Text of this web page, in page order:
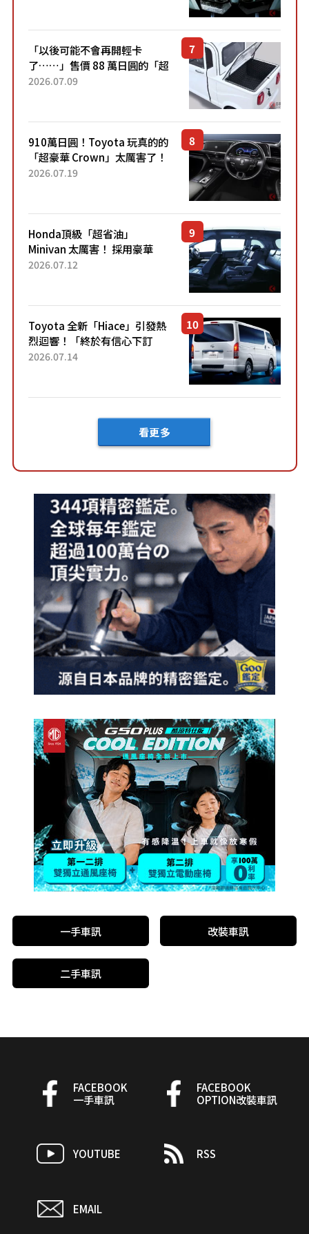
「以後可能不會再開輕卡
了……」售價 88 萬日圓的「超
迷你輕型貨車」引發兩極評
了！...
2026.07.09
910萬日圓！Toyota 玩真的的
「超豪華 Crown」太厲害了！
採用由「匠人技藝」打造的
2026.07.19
Honda頂級「超省油」
Minivan 太厲害！ 採用豪華
「真皮座椅」與專屬「黑色內
「三...
2026.07.12
Toyota 全新「Hiace」引發熱
烈迴響！「終於有信心下訂
了！」「哪個等級交車最
車？...
2026.07.14
看更多
一手車訊 改裝車訊
二手車訊
FACEBOOK
一手車訊
FACEBOOK
OPTION改裝車訊
YOUTUBE RSS
EMAIL